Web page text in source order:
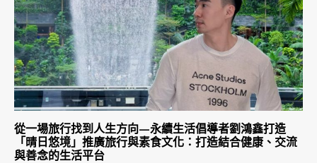
從一場旅行找到人生方向—永續生活倡導者劉鴻鑫打造
「晴日悠境」推廣旅行與素食文化：打造結合健康、交流
與善念的生活平台